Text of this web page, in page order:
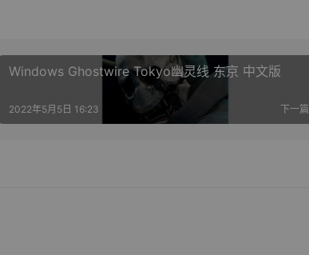
Windows Ghostwire Tokyo幽灵线 东京 中文版
下一篇
2022年5月5日 16:23